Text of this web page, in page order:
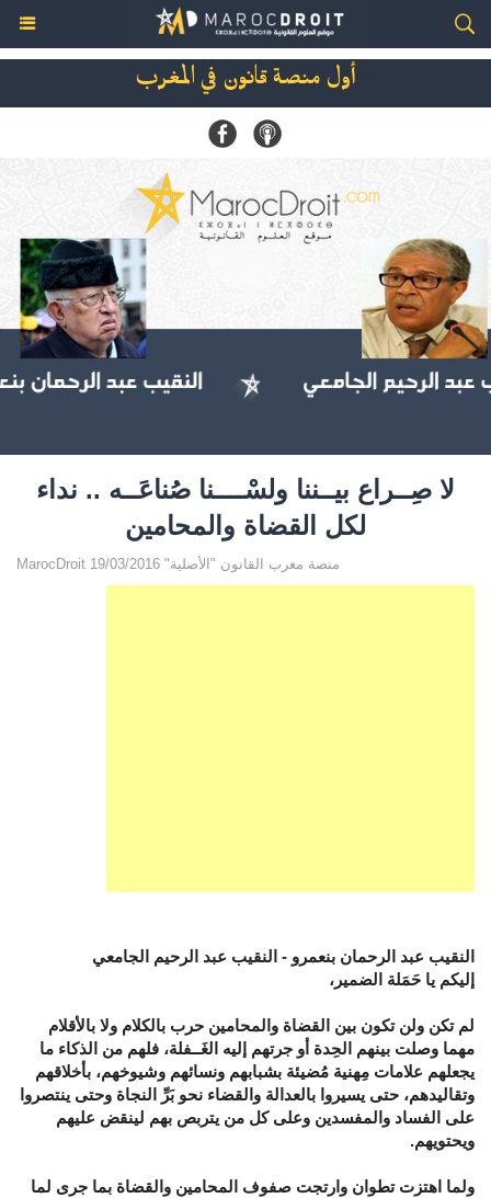
أول منصة قانون في المغرب
لا صِــراع بيــننا ولسْــــنا صُناعَــه .. نداء
لكل القضاة والمحامين
MarocDroit منصة مغرب القانون "الأصلية" 19/03/2016
النقيب عبد الرحمان بنعمرو - النقيب عبد الرحيم الجامعي
إليكم يا حَمَلة الضمير،
لم تكن ولن تكون بين القضاة والمحامين حرب بالكلام ولا بالأقلام
مهما وصلت بينهم الحِدة أو جرتهم إليه الغَــفلة، فلهم من الذكاء ما
يجعلهم علامات مِهنية مُضيئة بشبابهم ونسائهم وشيوخهم، بأخلاقهم
وتقاليدهم، حتى يسيروا بالعدالة والقضاء نحو بَرِّ النجاة وحتى ينتصروا
على الفساد والمفسدين وعلى كل من يتربص بهم لينقض عليهم
ويحتويهم.
ولما اهتزت تطوان وارتجت صفوف المحامين والقضاة بما جرى لما